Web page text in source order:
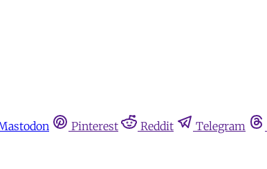
Pinterest Reddit Telegram